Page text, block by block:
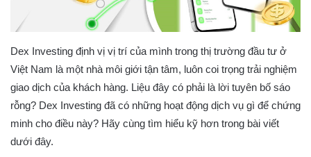
Dex Investing định vị vị trí của mình trong thị trường đầu tư ở
Việt Nam là một nhà môi giới tận tâm, luôn coi trọng trải nghiệm
giao dịch của khách hàng. Liệu đây có phải là lời tuyên bố sáo
rỗng? Dex Investing đã có những hoạt động dịch vụ gì để chứng
minh cho điều này? Hãy cùng tìm hiểu kỹ hơn trong bài viết
dưới đây.